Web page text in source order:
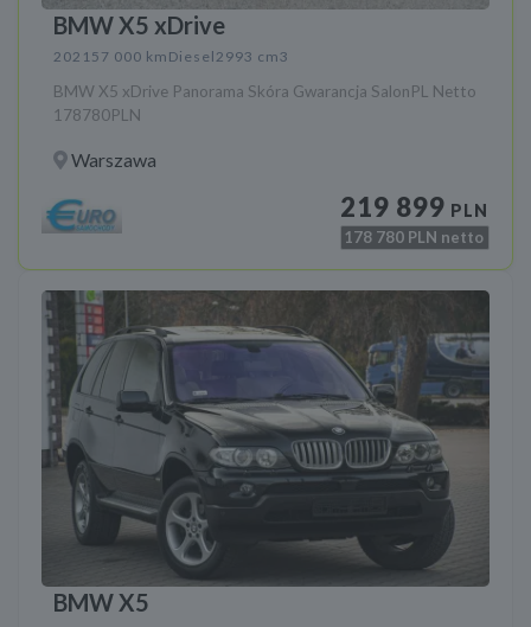
BMW X5 xDrive
202157 000 km Diesel2993 cm3
BMW X5 xDrive Panorama Skóra Gwarancja SalonPL Netto
178780PLN
Warszawa
219 899 PLN
178 780 PLN netto
BMW X5